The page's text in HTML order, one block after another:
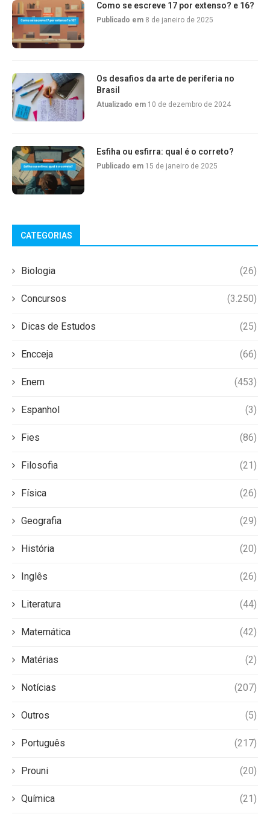
Como se escreve 17 por extenso? e 16?
Publicado em 8 de janeiro de 2025
Os desafios da arte de periferia no
Brasil
Atualizado em 10 de dezembro de 2024
Esfiha ou esfirra: qual é o correto?
Publicado em 15 de janeiro de 2025
CATEGORIAS
Biologia (26)
Concursos (3.250)
Dicas de Estudos (25)
Encceja (66)
Enem (453)
Espanhol (3)
Fies (86)
Filosofia (21)
Física (26)
Geografia (29)
História (20)
Inglês (26)
Literatura (44)
Matemática (42)
Matérias (2)
Notícias (207)
Outros (5)
Português (217)
Prouni (20)
Química (21)